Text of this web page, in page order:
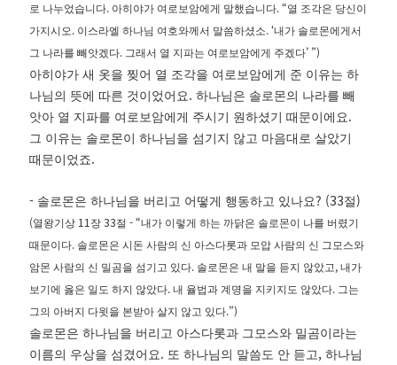
로 나누었습니다. 아히야가 여로보암에게 말했습니다. “열 조각은 당신이
가지시오 . 이스라엘 하나님 여호와께서 말씀하셨소. ‘내가 솔로몬에게서
그 나라를 빼앗겠다. 그래서 열 지파는 여로보암에게 주겠다’ ”)
아히야가 새 옷을 찢어 열 조각을 여로보암에게 준 이유는 하
나님의 뜻에 따른 것이었어요 .하나님은 솔로몬의 나라를 빼
앗아 열 지파를 여로보암에게 주시기 원하셨기 때문이에요 .
그 이유는 솔로몬이 하나님을 섬기지 않고 마음대로 살았기
때문이었죠.
- 솔로몬은 하나님을 버리고 어떻게 행동하고 있나요? (33절)
(열왕기상 11 장33절- “내가 이렇게 하는 까닭은 솔로몬이 나를 버렸기
때문이다. 솔로몬은 시돈 사람의 신 아스다롯과 모압 사람의 신 그모스와
암몬 사람의 신 밀곰을 섬기고 있다. 솔로몬은 내 말을 듣지 않았고 ,내가
보기에 옳은 일도 하지 않았다.내 율법과 계명을 지키지도 않았다. 그는
그의 아버지 다윗을 본받아 살지 않고 있다.”)
솔로몬은 하나님을 버리고 아스다롯과 그모스와 밀곰이라는
이름의 우상을 섬겼어요 . 또 하나님의 말씀도 안 듣고 ,하나님